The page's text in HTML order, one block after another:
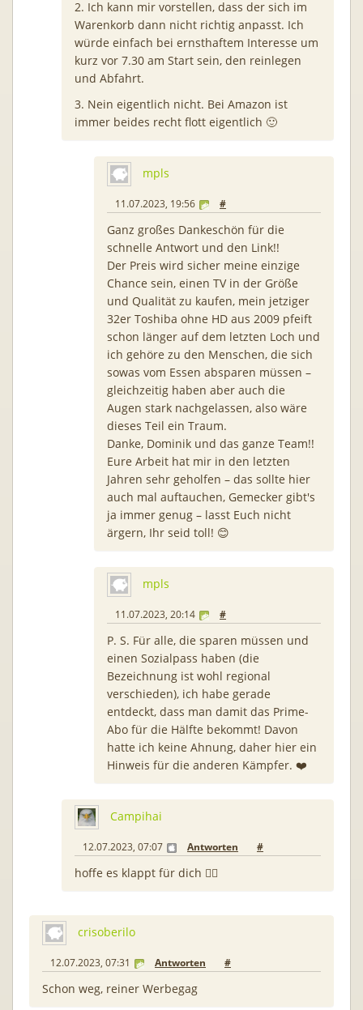
2. Ich kann mir vorstellen, dass der sich im
Warenkorb dann nicht richtig anpasst. Ich
würde einfach bei ernsthaftem Interesse um
kurz vor 7.30 am Start sein, den reinlegen
und Abfahrt.
3. Nein eigentlich nicht. Bei Amazon ist
immer beides recht flott eigentlich 🙂
mpls
11.07.2023, 19:56 #
Ganz großes Dankeschön für die
schnelle Antwort und den Link!!
Der Preis wird sicher meine einzige
Chance sein, einen TV in der Größe
und Qualität zu kaufen, mein jetziger
32er Toshiba ohne HD aus 2009 pfeift
schon länger auf dem letzten Loch und
ich gehöre zu den Menschen, die sich
sowas vom Essen absparen müssen –
gleichzeitig haben aber auch die
Augen stark nachgelassen, also wäre
dieses Teil ein Traum.
Danke, Dominik und das ganze Team!!
Eure Arbeit hat mir in den letzten
Jahren sehr geholfen – das sollte hier
auch mal auftauchen, Gemecker gibt's
ja immer genug – lasst Euch nicht
ärgern, Ihr seid toll! 😊
mpls
11.07.2023, 20:14 #
P. S. Für alle, die sparen müssen und
einen Sozialpass haben (die
Bezeichnung ist wohl regional
verschieden), ich habe gerade
entdeckt, dass man damit das Prime-
Abo für die Hälfte bekommt! Davon
hatte ich keine Ahnung, daher hier ein
Hinweis für die anderen Kämpfer. ❤️
Campihai
12.07.2023, 07:07 Antworten #
hoffe es klappt für dich 👍🏻
crisoberilo
12.07.2023, 07:31 Antworten #
Schon weg, reiner Werbegag